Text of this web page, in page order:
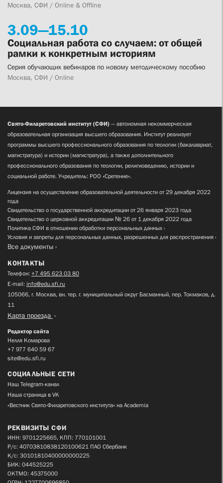
Москва, СФИ / Online & Offline
3.09—15.10
Социальная работа со случаем: от общей
рамки к конкретным историям
Серия обучающих вебинаров по новому методическому пособию
Москва, СФИ / Online
Свято-Филаретовский институт (СФИ) — автономная некоммерческая
образовательная организация высшего образования. Институт реализует
программы высшего профессионального образования по теологии (бакалавриат,
магистратура) и истории (магистратура), а также дополнительного
профессионального образования по теологии, религиоведению, истории и
социальной работе. Учредитель: РОО «Сретение».
Лицензия на осуществление образовательной деятельности от 29 декабря 2022
года
Свидетельство о государственной аккредитации от 26 января 2023 года
Свидетельство о церковной аккредитации № 26 от 1 декабря 2022 года
Политика СФИ в отношении обработки персональных данных
Условия и запреты для персональных данных, разрешенных для распространения
Все документы
КОНТАКТЫ
Телефон: +7 495 623 03 80
E-mail: info@edu.sfi.ru
105066, г. Москва, вн. тер. г. муниципальный округ Басманный, пер. Токмаков, д.
11
Карта проезда
Редактор сайта
Нелля Комарова
+7 977 640 59 67
site@edu.sfi.ru
СОЦИАЛЬНЫЕ СЕТИ
Наш Telegram-канал
Наша страница в VK
«Вестник Свято-Филаретовского института» на Academia
РЕКВИЗИТЫ СФИ
ИНН: 9701225665, КПП: 770101001
Р/с: 40703810838120100621 ПАО Сбербанк
К/с: 30101810400000000225
БИК: 044525225
ОКТМО: 45375000